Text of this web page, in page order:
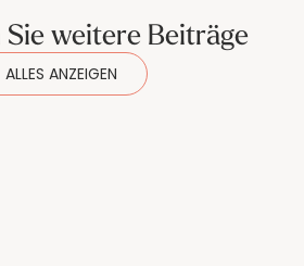
weitere Beiträge
ALLES ANZEIGEN